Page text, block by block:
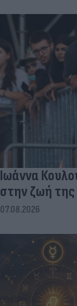
Ιωάννα
στην ζωή
07.08.2026